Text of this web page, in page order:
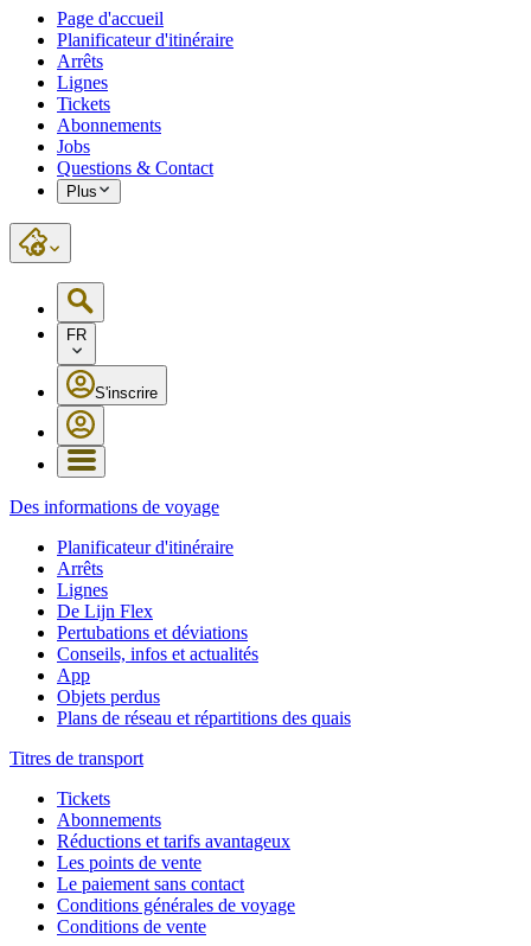
Page d'accueil
Planificateur d'itinéraire
Arrêts
Lignes
Tickets
Abonnements
Jobs
Questions & Contact
Plus
FR
S'inscrire
Des informations de voyage
Planificateur d'itinéraire
Arrêts
Lignes
De Lijn Flex
Pertubations et déviations
Conseils, infos et actualités
App
Objets perdus
Plans de réseau et répartitions des quais
Titres de transport
Tickets
Abonnements
Réductions et tarifs avantageux
Les points de vente
Le paiement sans contact
Conditions générales de voyage
Conditions de vente